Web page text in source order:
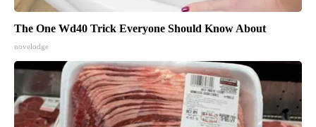
The One Wd40 Trick Everyone Should Know About
novelodge